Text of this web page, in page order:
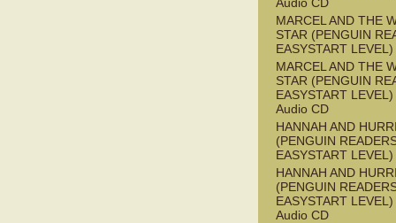
MARCEL AND THE
STAR (PENGUIN
EASYSTART
MARCEL AND THE
STAR (PENGUIN
EASYSTART
Audio CD
HANNAH AND
(PENGUIN
EASYSTART
HANNAH AND
(PENGUIN
EASYSTART
Audio CD